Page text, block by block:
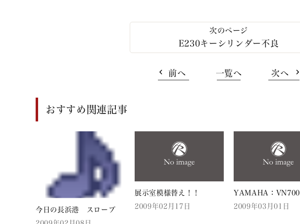
E230キーシリンダー不良
前へ 一覧へ 次へ
おすすめ関連記事
今日の長浜港 スロープ
展示室模様替え！！
2009年02月17日
YAMAHA：VN700
2009年03月01日